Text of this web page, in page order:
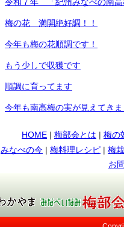
梅の花 満開絶好調！！
今年も梅の花順調です！
もう少しで収獲です
順調に育ってます
今年も南高梅の実が見えてきま
日差しが強い！
HOME | 梅部会とは | 梅の
みなべの今 | 梅料理レシピ | 梅
お